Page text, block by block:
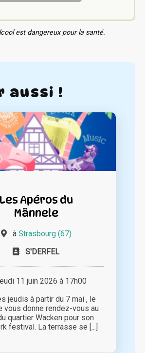
est dangereux pour la santé.
aussi !
Les Apéros du
Männele
à Strasbourg (67)
S'DERFEL
11 juin 2026 à 17h00
jeudis à partir du 7 mai , le
vous donne rendez-vous au
quartier Wacken pour son
festival. La terrasse se [...]